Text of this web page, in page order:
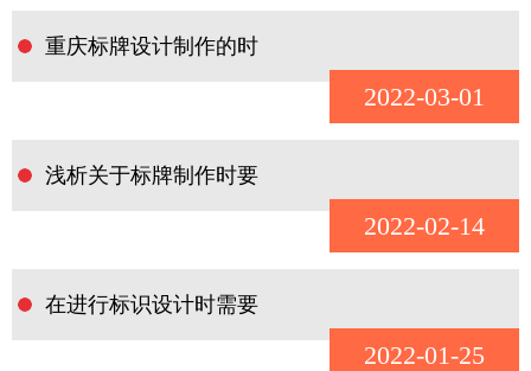
重庆标牌设计制作的时
2022-03-01
浅析关于标牌制作时要
2022-02-14
在进行标识设计时需要
2022-01-25